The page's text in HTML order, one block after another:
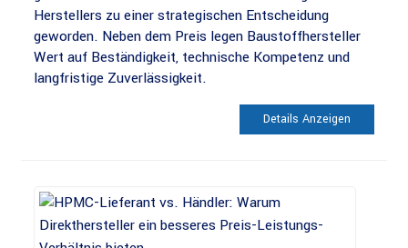
Herstellers zu einer strategischen Entscheidung
geworden. Neben dem Preis legen Baustoffhersteller
Wert auf Beständigkeit, technische Kompetenz und
langfristige Zuverlässigkeit.
Details Anzeigen